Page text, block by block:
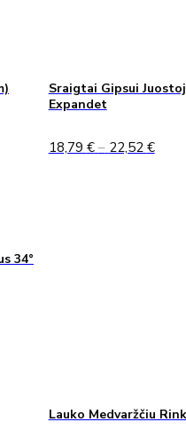
Sraigtai Gipsui
Expandet
18,79 € – 22,52 €Price
34°
Lauko Medvaržčiu